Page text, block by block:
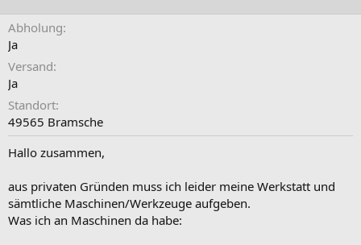
Abholung
Ja
Versand
Ja
Standort
49565 Bramsche
Hallo zusammen,
aus privaten Gründen muss ich leider meine Werkstatt und
sämtliche Maschinen/Werkzeuge aufgeben.
Was ich an Maschinen da habe: